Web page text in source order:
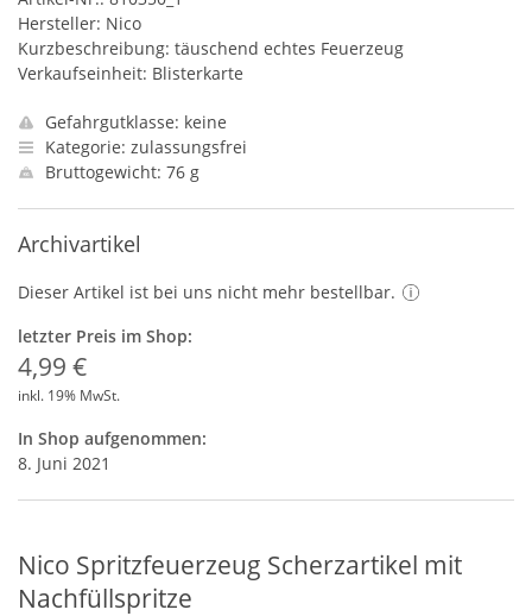
Hersteller: Nico
Kurzbeschreibung: täuschend echtes Feuerzeug
Verkaufseinheit: Blisterkarte
Gefahrgutklasse: keine
Kategorie: zulassungsfrei
Bruttogewicht: 76 g
Archivartikel
Dieser Artikel ist bei uns nicht mehr bestellbar.
letzter Preis im Shop:
4,99 €
inkl. 19% MwSt.
In Shop aufgenommen:
8. Juni 2021
Nico Spritzfeuerzeug Scherzartikel mit
Nachfüllspritze